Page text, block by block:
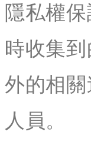
隱私權
時收集
外的相
人員。